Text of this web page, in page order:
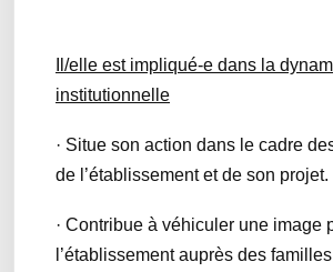
Il/elle est impliqué-e dans la
institutionnelle
· Situe son action dans le cadre
de l’établissement et de son projet.
· Contribue à véhiculer une image
l’établissement auprès des